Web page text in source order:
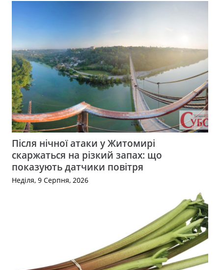
Після нічної атаки у Житомирі
скаржаться на різкий запах: що
показують датчики повітря
Неділя, 9 Серпня, 2026